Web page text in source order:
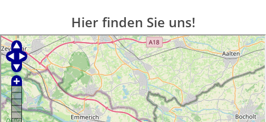
Hier finden Sie uns!